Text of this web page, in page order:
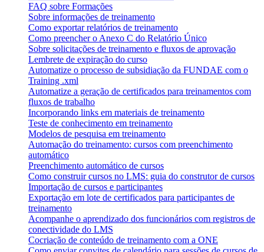
FAQ sobre Formações
Sobre informações de treinamento
Como exportar relatórios de treinamento
Como preencher o Anexo C do Relatório Único
Sobre solicitações de treinamento e fluxos de aprovação
Lembrete de expiração do curso
Automatize o processo de subsidiação da FUNDAE com o
Training .xml
Automatize a geração de certificados para treinamentos com
fluxos de trabalho
Incorporando links em materiais de treinamento
Teste de conhecimento em treinamento
Modelos de pesquisa em treinamento
Automação do treinamento: cursos com preenchimento
automático
Preenchimento automático de cursos
Como construir cursos no LMS: guia do construtor de cursos
Importação de cursos e participantes
Exportação em lote de certificados para participantes de
treinamento
Acompanhe o aprendizado dos funcionários com registros de
conectividade do LMS
Cocriação de conteúdo de treinamento com a ONE